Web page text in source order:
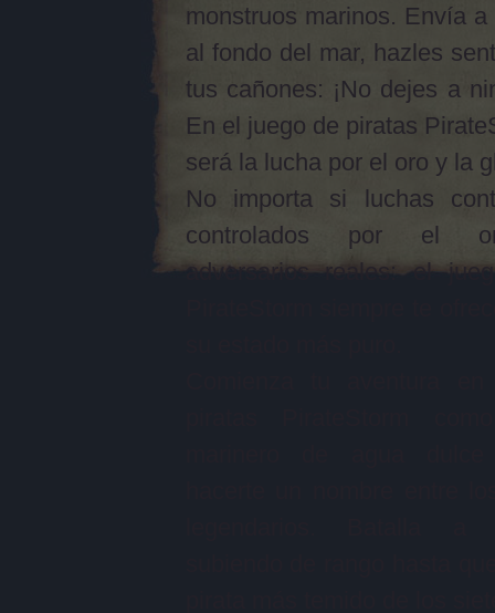
monstruos marinos. Envía
al fondo del mar, hazles
tus cañones: ¡No dejes a
En el juego de piratas
será la lucha por el oro y la
No importa si luchas
controlados por el
adversarios reales: el